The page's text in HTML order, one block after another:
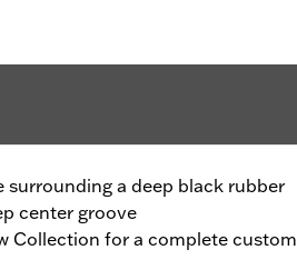
surrounding a deep black rubber
center groove
Collection for a complete custom